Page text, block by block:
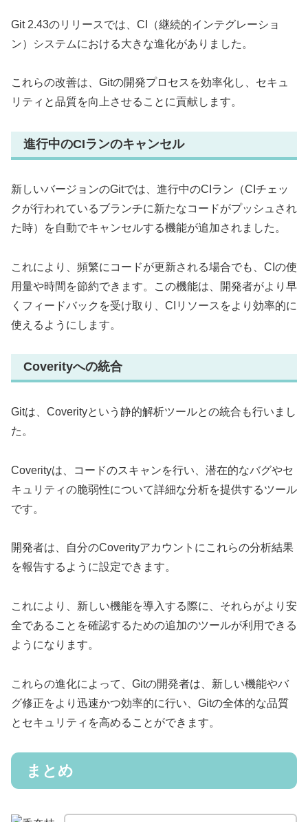
Git 2.43のリリースでは、CI（継続的インテグレーショ
ン）システムにおける大きな進化がありました。
これらの改善は、Gitの開発プロセスを効率化し、セキュ
リティと品質を向上させることに貢献します。
進行中のCIランのキャンセル
新しいバージョンのGitでは、進行中のCIラン（CIチェッ
クが行われているブランチに新たなコードがプッシュされ
た時）を自動でキャンセルする機能が追加されました。
これにより、頻繁にコードが更新される場合でも、CIの使
用量や時間を節約できます。この機能は、開発者がより早
くフィードバックを受け取り、CIリソースをより効率的に
使えるようにします。
Coverityへの統合
Gitは、Coverityという静的解析ツールとの統合も行いまし
た。
Coverityは、コードのスキャンを行い、潜在的なバグやセ
キュリティの脆弱性について詳細な分析を提供するツール
です。
開発者は、自分のCoverityアカウントにこれらの分析結果
を報告するように設定できます。
これにより、新しい機能を導入する際に、それらがより安
全であることを確認するための追加のツールが利用できる
ようになります。
これらの進化によって、Gitの開発者は、新しい機能やバ
グ修正をより迅速かつ効率的に行い、Gitの全体的な品質
とセキュリティを高めることができます。
まとめ